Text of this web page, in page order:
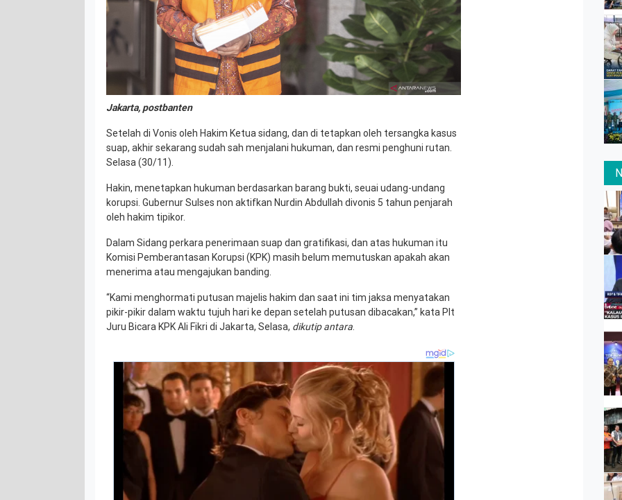
Jakarta, postbanten
Setelah di Vonis oleh Hakim Ketua sidang, dan di tetapkan oleh tersangka kasus
suap, akhir sekarang sudah sah menjalani hukuman, dan resmi penghuni rutan.
Selasa (30/11).
Hakin, menetapkan hukuman berdasarkan barang bukti, seuai udang-undang
korupsi. Gubernur Sulses non aktifkan Nurdin Abdullah divonis 5 tahun penjarah
oleh hakim tipikor.
Dalam Sidang perkara penerimaan suap dan gratifikasi, dan atas hukuman itu
Komisi Pemberantasan Korupsi (KPK) masih belum memutuskan apakah akan
menerima atau mengajukan banding.
“Kami menghormati putusan majelis hakim dan saat ini tim jaksa menyatakan
pikir-pikir dalam waktu tujuh hari ke depan setelah putusan dibacakan,” kata Plt
Juru Bicara KPK Ali Fikri di Jakarta, Selasa, dikutip antara.